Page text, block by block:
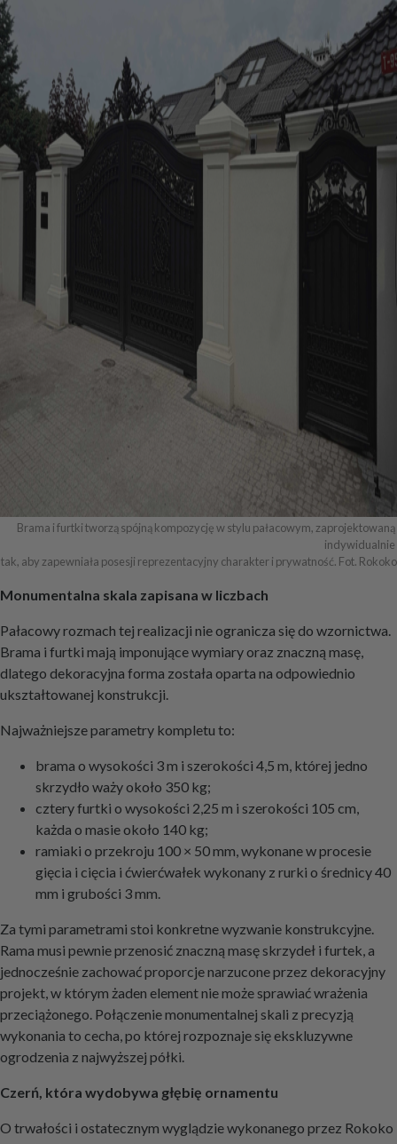
Brama i furtki tworzą spójną kompozycję w stylu pałacowym, zaprojektowaną
indywidualnie
tak, aby zapewniała posesji reprezentacyjny charakter i prywatność. Fot. Rokoko
Monumentalna skala zapisana w liczbach
Pałacowy rozmach tej realizacji nie ogranicza się do wzornictwa.
Brama i furtki mają imponujące wymiary oraz znaczną masę,
dlatego dekoracyjna forma została oparta na odpowiednio
ukształtowanej konstrukcji.
Najważniejsze parametry kompletu to:
brama o wysokości 3 m i szerokości 4,5 m, której jedno
skrzydło waży około 350 kg;
cztery furtki o wysokości 2,25 m i szerokości 105 cm,
każda o masie około 140 kg;
ramiaki o przekroju 100 × 50 mm, wykonane w procesie
gięcia i cięcia i ćwierćwałek wykonany z rurki o średnicy 40
mm i grubości 3 mm.
Za tymi parametrami stoi konkretne wyzwanie konstrukcyjne.
Rama musi pewnie przenosić znaczną masę skrzydeł i furtek, a
jednocześnie zachować proporcje narzucone przez dekoracyjny
projekt, w którym żaden element nie może sprawiać wrażenia
przeciążonego. Połączenie monumentalnej skali z precyzją
wykonania to cecha, po której rozpoznaje się ekskluzywne
ogrodzenia z najwyższej półki.
Czerń, która wydobywa głębię ornamentu
O trwałości i ostatecznym wyglądzie wykonanego przez Rokoko